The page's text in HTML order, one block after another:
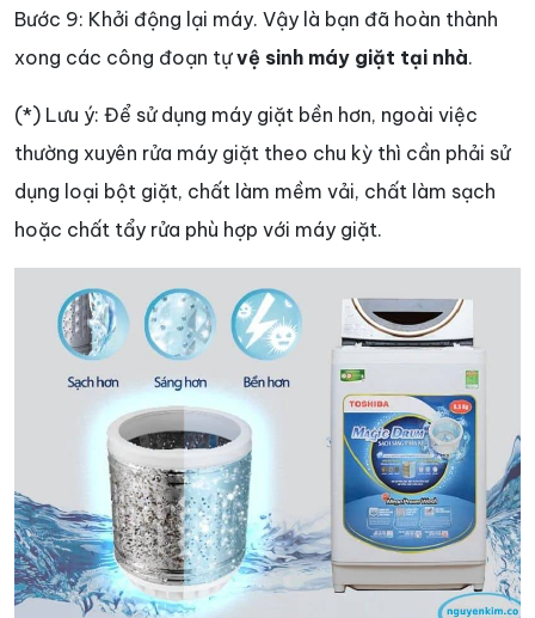
Bước 9: Khởi động lại máy. Vậy là bạn đã hoàn thành
xong các công đoạn tựvệ sinh máy giặt tại nhà.
(*) Lưu ý: Để sử dụng máy giặt bền hơn, ngoài việc
thường xuyên rửa máy giặt theo chu kỳ thì cần phải sử
dụng loại bột giặt, chất làm mềm vải, chất làm sạch
hoặc chất tẩy rửa phù hợp với máy giặt.